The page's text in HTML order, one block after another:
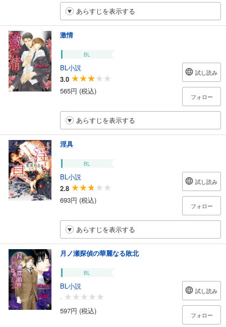
あらすじを表示する
激情
BL
BL小説
3.0
565円 (税込)
試し読み
フォロー
あらすじを表示する
淫具
BL
BL小説
2.8
693円 (税込)
試し読み
フォロー
あらすじを表示する
月ノ瀬探偵の華麗なる敗北
BL
BL小説
-
597円 (税込)
試し読み
フォロー